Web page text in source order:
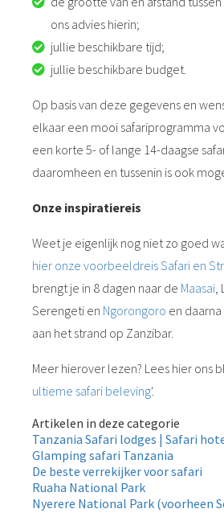
ons advies hierin;
jullie beschikbare tijd;
jullie beschikbare budget.
Op basis van deze gegevens en
elkaar een mooi safariprogramma
een korte 5- of lange 14-daagse
daaromheen en tussenin is ook
Onze inspiratiereis
Weet je eigenlijk nog niet zo goed
hier onze voorbeeldreis Safari en
brengt je in 8 dagen naar de Maasai,
Serengeti en Ngorongoro en
aan het strand op Zanzibar.
Meer hierover lezen? Lees hier ons
ultieme safari beleving'.
Artikelen in deze categorie
Tanzania Safari lodges | Safari
Glamping safari Tanzania
De beste verrekijker voor safari
Ruaha National Park
Nyerere National Park (voorheen